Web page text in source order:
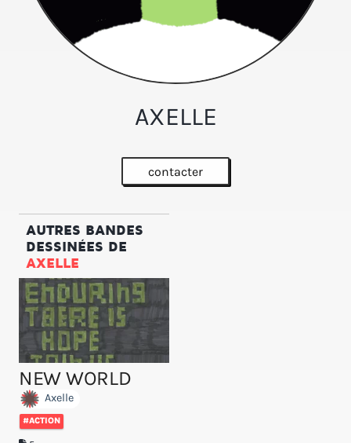
AXELLE
contacter
AUTRES BANDES
DESSINÉES DE
AXELLE
NEW WORLD
Axelle
#ACTION